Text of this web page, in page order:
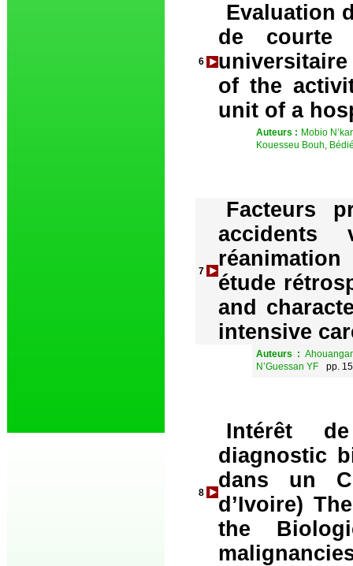
6
Evaluation
de courte
of the
unit of a
Auteurs : Mobio
Kouesseu Bouh,
7
Facteurs
accidents
étude
and
intensive
Auteurs :
N’Guessan YF
pp.
8
Intérêt
diagnostic
dans un
d’Ivoire)
the